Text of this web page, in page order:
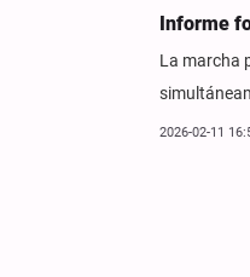
Informe
La marcha
2026-02-11